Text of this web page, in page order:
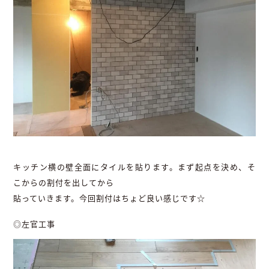
キッチン横の壁全面にタイルを貼ります。まず起点を決め、そ
こからの割付を出してから
貼っていきます。今回割付はちょど良い感じです☆
◎左官工事